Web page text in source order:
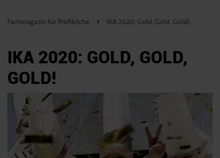
Fachmagazin für Profiköche IKA 2020: Gold, Gold, Gold!
IKA 2020: GOLD, GOLD,
GOLD!